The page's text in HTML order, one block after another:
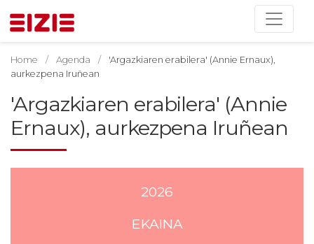
Home Agenda
'Argazkiaren erabilera' (Annie Ernaux),
aurkezpena Iruñean
'Argazkiaren erabilera' (Annie
Ernaux), aurkezpena Iruñean
2026
EKAINA